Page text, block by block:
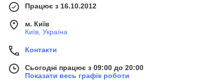
Працює з 16.10.2012
м. Київ
Київ, Україна
Контакти
Сьогодні працює з 09:00 до 20:00
Показати весь графік роботи